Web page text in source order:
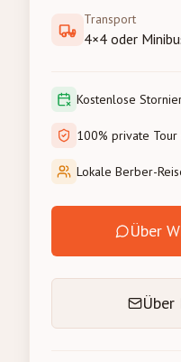
Transport
4×4 oder
Kostenlose
100% private
Lokale Berber-
Über
Über